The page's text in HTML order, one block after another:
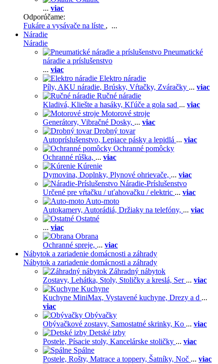
... viac
Odporúčame:
Fukáre a vysávače na líste , ...
Náradie
Náradie
Pneumatické
náradie a príslušenstvo
... viac
Elektro náradie
Píly, AKU náradie, Brúsky, Vŕtačky, Zváračky ... viac
Ručné náradie
Kladivá, Kliešte a hasáky, Kľúče a gola sad ... viac
Motorové stroje
Generátory, Vibračné Dosky, ... viac
Drobný tovar
Autopríslušenstvo, Lepiace pásky a lepidlá ... viac
Ochranné pomôcky
Ochranné rúška, ... viac
Kúrenie
Dymovina, Doplnky, Plynové ohrievače, ... viac
Náradie-Príslušenstvo
Určené pre vŕtačku / uťahovačku / elektric ... viac
Auto-moto
Autokamery, Autorádiá, Držiaky na telefóny, ... viac
Ostatné
... viac
Obrana
Ochranné spreje, ... viac
Nábytok a zariadenie domácnosti a záhrady
Nábytok a zariadenie domácnosti a záhrady
Záhradný nábytok
Zostavy, Lehátka, Stoly, Stoličky a kreslá, Ser ... viac
Kuchyne
Kuchyne MiniMax, Vystavené kuchyne, Drezy a d ...
viac
Obývačky
Obývačkové zostavy, Samostatné skrinky, Ko ... viac
Detské izby
Postele, Písacie stoly, Kancelárske stoličky ... viac
Spálne
Postele, Rošty, Matrace a toppery, Šatníky, Noč ... viac